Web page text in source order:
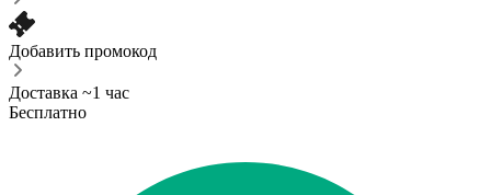
Добавить промокод
Доставка ~1 час
Бесплатно